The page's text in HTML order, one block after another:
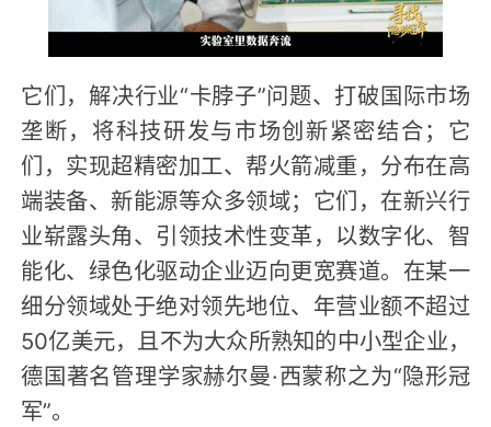
它们，解决行业“卡脖子”问题、打破国际市场
垄断，将科技研发与市场创新紧密结合；它
们，实现超精密加工、帮火箭减重，分布在高
端装备、新能源等众多领域；它们，在新兴行
业崭露头角、引领技术性变革，以数字化、智
能化、绿色化驱动企业迈向更宽赛道。在某一
细分领域处于绝对领先地位、年营业额不超过
50亿美元，且不为大众所熟知的中小型企业，
德国著名管理学家赫尔曼·西蒙称之为“隐形冠
军”。